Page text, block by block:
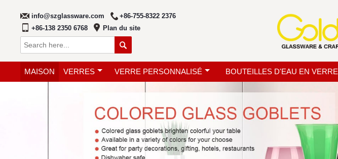
info@szglassware.com
+86-755-8322 2376
+86-138 2350 6768
Plan du site

MAISON VERRES VERRE PERSONNALISÉ BOUTEILLES D'EAU EN VERRE